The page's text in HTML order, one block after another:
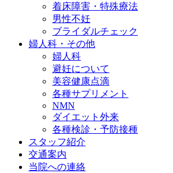
着床障害・特殊療法
男性不妊
ブライダルチェック
婦人科・その他
婦人科
避妊について
美容健康点滴
各種サプリメント
NMN
ダイエット外来
各種検診・予防接種
スタッフ紹介
交通案内
当院への連絡